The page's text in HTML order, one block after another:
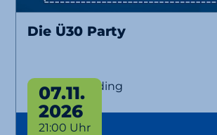
Die Ü30 Party
Ü30 Party Erding
07.11.
2026
21:00 Uhr